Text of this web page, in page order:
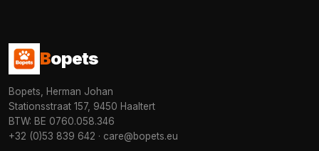
Bopets
Bopets, Herman Johan
Stationsstraat 157, 9450 Haaltert
BTW: BE 0760.058.346
+32 (0)53 839 642 · care@bopets.eu